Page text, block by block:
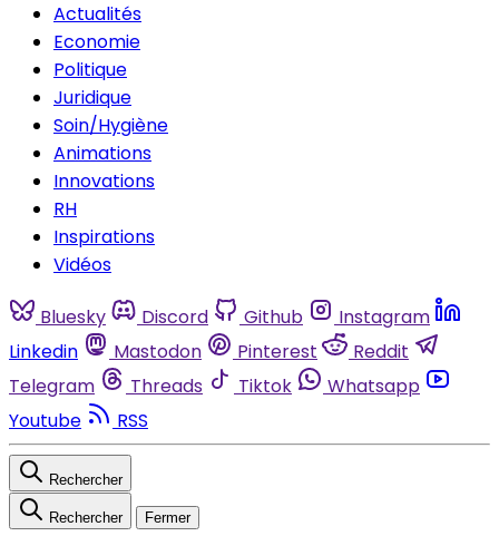
Actualités
Economie
Politique
Juridique
Soin/Hygiène
Animations
Innovations
RH
Inspirations
Vidéos
Bluesky Discord Github
Instagram
Linkedin
Mastodon Pinterest
Reddit
Telegram
Threads Tiktok
Whatsapp
Youtube
RSS
Rechercher
Rechercher Fermer